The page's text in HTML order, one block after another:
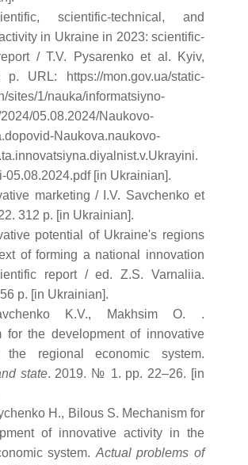
scientific-technical, and
in Ukraine in 2023: scientific-
/ T.V. Pysarenko et al. Kyiv,
URL: https://mon.gov.ua/static-
sites/1/nauka/informatsiyno-
05.08.2024/Naukovo-
Naukova.naukovo-
05.08.2024.pdf [in Ukrainian].
marketing / I.V. Savchenko et
312 p. [in Ukrainian].
potential of Ukraine's regions
of forming a national innovation
report / ed. Z.S. Varnaliia.
p. [in Ukrainian].
K.V., Makhsim O. .
for the development of innovative
regional economic system.
state. 2019. № 1. pp. 22–26. [in
H., Bilous S. Mechanism for
of innovative activity in the
system. Actual problems of